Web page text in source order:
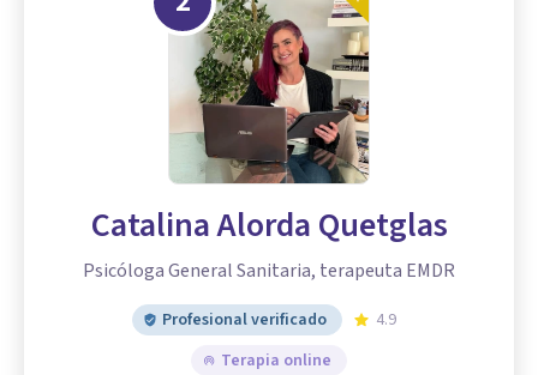
Catalina Alorda Quetglas
Psicóloga General Sanitaria, terapeuta EMDR
Profesional verificado
4.9
Terapia online